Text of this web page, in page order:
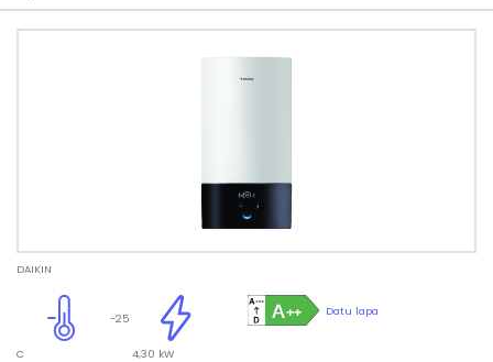
DAIKIN
Datu lapa
4,30 kW
-25
C